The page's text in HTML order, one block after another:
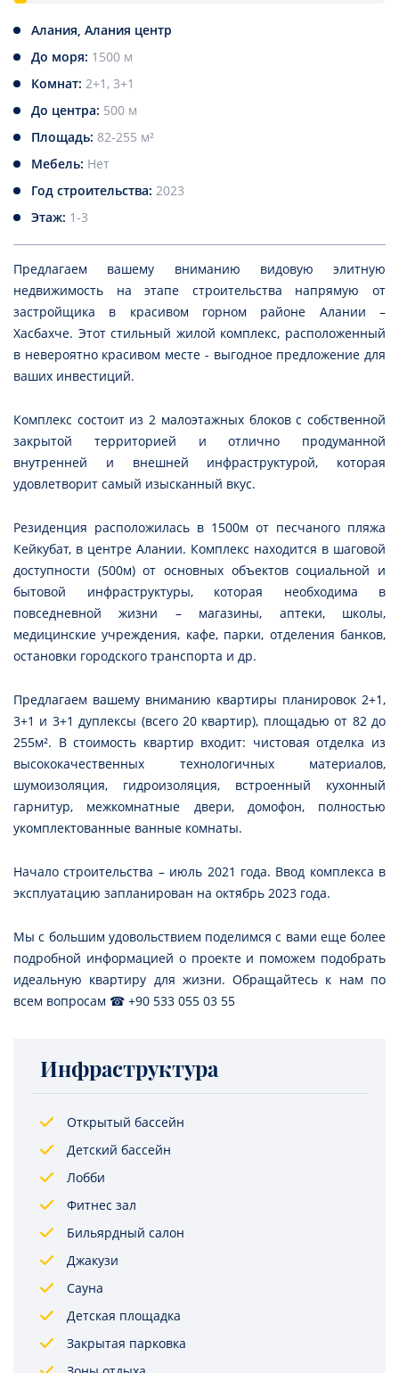
Алания, Алания центр
До моря: 1500 м
Комнат: 2+1, 3+1
До центра: 500 м
Площадь: 82-255 м²
Мебель: Нет
Год строительства: 2023
Этаж: 1-3
Предлагаем вашему вниманию видовую элитную
недвижимость на этапе строительства напрямую от
застройщика в красивом горном районе Алании –
Хасбахче. Этот стильный жилой комплекс, расположенный
в невероятно красивом месте - выгодное предложение для
ваших инвестиций.
Комплекс состоит из 2 малоэтажных блоков с собственной
закрытой территорией и отлично продуманной
внутренней и внешней инфраструктурой, которая
удовлетворит самый изысканный вкус.
Резиденция расположилась в 1500м от песчаного пляжа
Кейкубат, в центре Алании. Комплекс находится в шаговой
доступности (500м) от основных объектов социальной и
бытовой инфраструктуры, которая необходима в
повседневной жизни – магазины, аптеки, школы,
медицинские учреждения, кафе, парки, отделения банков,
остановки городского транспорта и др.
Предлагаем вашему вниманию квартиры планировок 2+1,
3+1 и 3+1 дуплексы (всего 20 квартир), площадью от 82 до
255м². В стоимость квартир входит: чистовая отделка из
высококачественных технологичных материалов,
шумоизоляция, гидроизоляция, встроенный кухонный
гарнитур, межкомнатные двери, домофон, полностью
укомплектованные ванные комнаты.
Начало строительства – июль 2021 года. Ввод комплекса в
эксплуатацию запланирован на октябрь 2023 года.
Мы с большим удовольствием поделимся с вами еще более
подробной информацией о проекте и поможем подобрать
идеальную квартиру для жизни. Обращайтесь к нам по
всем вопросам ☎ +90 533 055 03 55
Инфраструктура
Открытый бассейн
Детский бассейн
Лобби
Фитнес зал
Бильярдный салон
Джакузи
Сауна
Детская площадка
Закрытая парковка